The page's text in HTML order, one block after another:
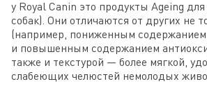
у Royal Canin это продукты Ageing
собак). Они отличаются от других не
(например, пониженным
и повышенным содержанием
также и текстурой — более мягкой,
слабеющих челюстей немолодых